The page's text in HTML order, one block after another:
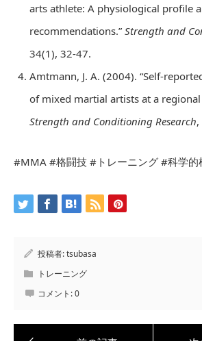
arts athlete: A physiological profile
recommendations.” Strength and
34(1), 32-47.
Amtmann, J. A. (2004). “Self-
of mixed martial artists at a regional
Strength and Conditioning Research
#MMA #格闘技 #トレーニング #科学的
投稿者:tsubasa
トレーニング
コメント:0